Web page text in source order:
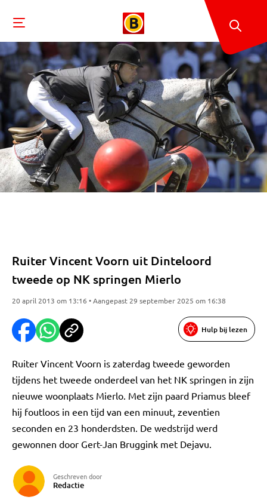
Ruiter Vincent Voorn uit Dinteloord
tweede op NK springen Mierlo
20 april 2013 om 13:16 • Aangepast 29 september 2025 om 16:38
Hulp bij lezen
Ruiter Vincent Voorn is zaterdag tweede geworden
tijdens het tweede onderdeel van het NK springen in zijn
nieuwe woonplaats Mierlo. Met zijn paard Priamus bleef
hij foutloos in een tijd van een minuut, zeventien
seconden en 23 honderdsten. De wedstrijd werd
gewonnen door Gert-Jan Bruggink met Dejavu.
Geschreven door
Redactie